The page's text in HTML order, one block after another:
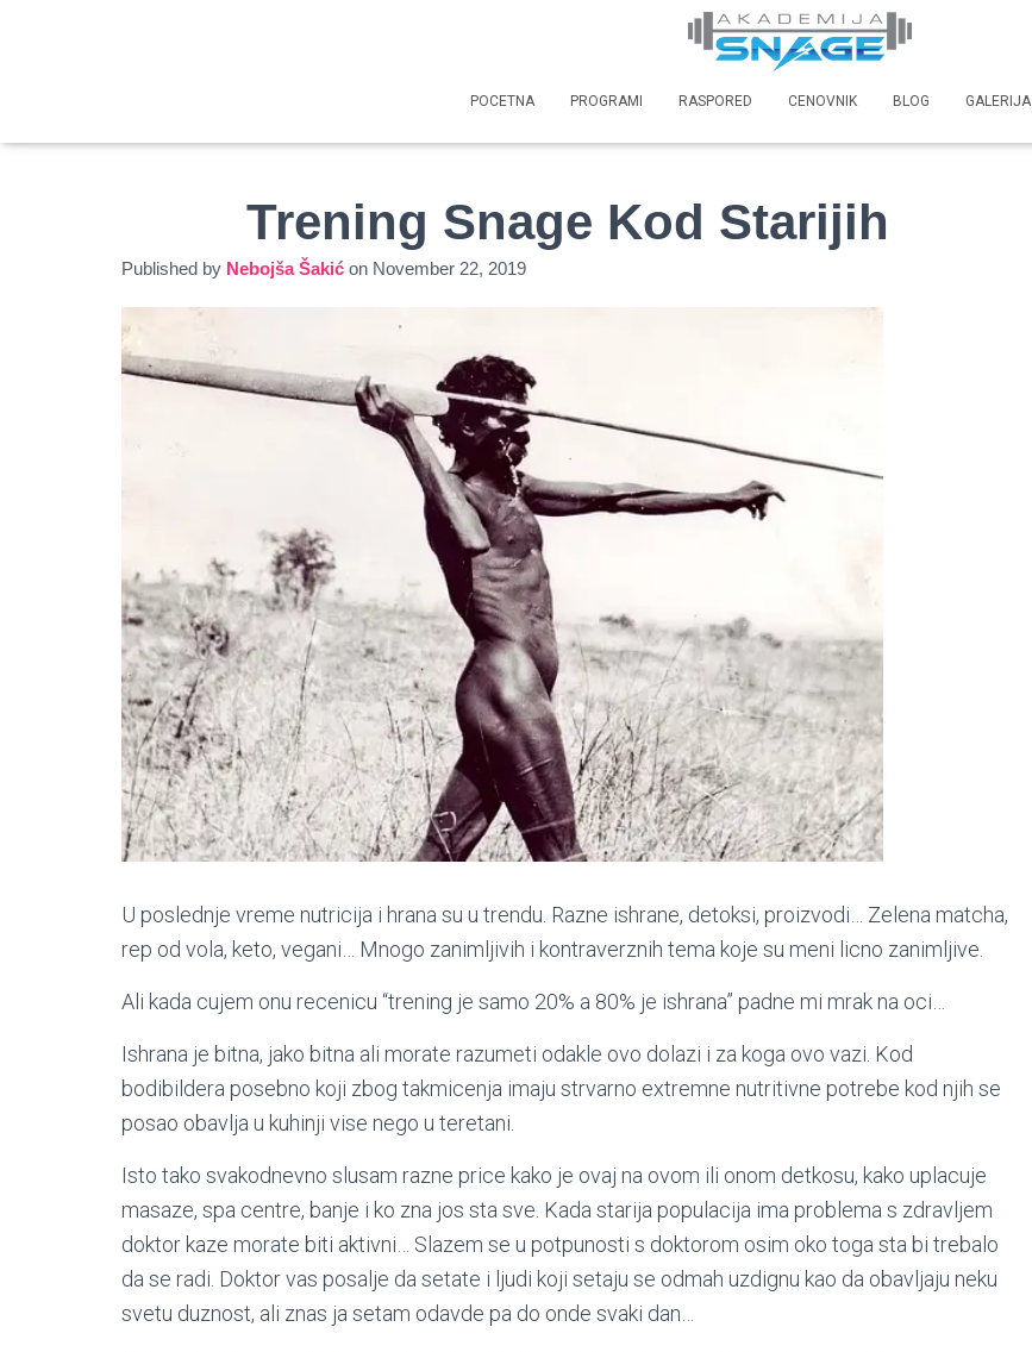
POCETNA PROGRAMI RASPORED CENOVNIK BLOG GALERIJA
Trening Snage Kod Starijih
Published by Nebojša Šakić on November 22, 2019
U poslednje vreme nutricija i hrana su u trendu. Razne ishrane, detoksi, proizvodi… Zelena matcha,
rep od vola, keto, vegani… Mnogo zanimljivih i kontraverznih tema koje su meni licno zanimljive.
Ali kada cujem onu recenicu “trening je samo 20% a 80% je ishrana” padne mi mrak na oci…
Ishrana je bitna, jako bitna ali morate razumeti odakle ovo dolazi i za koga ovo vazi. Kod
bodibildera posebno koji zbog takmicenja imaju strvarno extremne nutritivne potrebe kod njih se
posao obavlja u kuhinji vise nego u teretani.
Isto tako svakodnevno slusam razne price kako je ovaj na ovom ili onom detkosu, kako uplacuje
masaze, spa centre, banje i ko zna jos sta sve. Kada starija populacija ima problema s zdravljem
doktor kaze morate biti aktivni… Slazem se u potpunosti s doktorom osim oko toga sta bi trebalo
da se radi. Doktor vas posalje da setate i ljudi koji setaju se odmah uzdignu kao da obavljaju neku
svetu duznost, ali znas ja setam odavde pa do onde svaki dan…